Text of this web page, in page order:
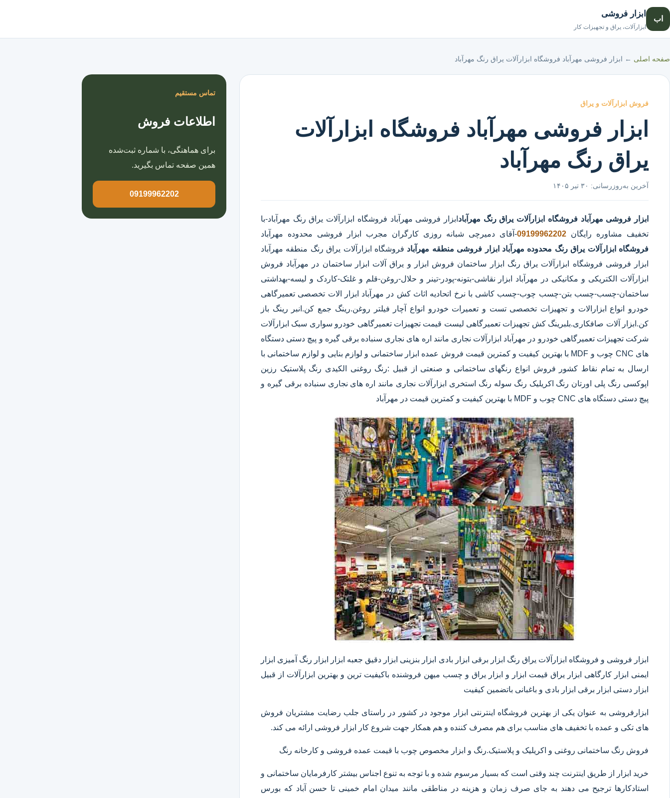
اب
ابزار فروشی
ابزارآلات، یراق و تجهیزات کار
صفحه اصلی ← ابزار فروشی مهرآباد فروشگاه ابزارآلات یراق رنگ مهرآباد
فروش ابزارآلات و یراق
ابزار فروشی مهرآباد فروشگاه ابزارآلات
یراق رنگ مهرآباد
آخرین به‌روزرسانی: ۳۰ تیر ۱۴۰۵
ابزار فروشی مهرآباد فروشگاه ابزارآلات یراق رنگ مهرآباد ابزار فروشی مهرآباد فروشگاه ابزارآلات یراق رنگ مهرآباد-با
تخفیف مشاوره رایگان 09199962202-آقای دمیرچی شبانه روزی کارگران مجرب ابزار فروشی محدوده مهرآباد
فروشگاه ابزارآلات یراق رنگ محدوده مهرآباد ابزار فروشی منطقه مهرآباد فروشگاه ابزارآلات یراق رنگ منطقه مهرآباد
ابزار فروشی فروشگاه ابزارآلات یراق رنگ ابزار ساختمان فروش ابزار و یراق آلات ابزار ساختمان در مهرآباد فروش
ابزارآلات الکتریکی و مکانیکی در مهرآباد ابزار نقاشی-بتونه-پودر-تینر و حلال-روغن-قلم و غلتک-کاردک و لیسه-بهداشتی
ساختمان-چسب-چسب بتن-چسب چوب-چسب کاشی با نرخ اتحادیه اثاث کش در مهرآباد ابزار الات تخصصی تعمیرگاهی
خودرو انواع ابزارالات و تجهیزات تخصصی تست و تعمیرات خودرو انواع آچار فیلتر روغن.رینگ جمع کن.انبر رینگ باز
کن.ابزار آلات صافکاری.بلبرینگ کش تجهیزات تعمیرگاهی لیست قیمت تجهیزات تعمیرگاهی خودرو سواری سبک ابزارآلات
شرکت تجهیزات تعمیرگاهی خودرو در مهرآباد ابزارآلات نجاری مانند اره های نجاری سنباده برقی گیره و پیچ دستی دستگاه
های CNC چوب و MDF با بهترین کیفیت و کمترین قیمت فروش عمده ابزار ساختمانی و لوازم بنایی و لوازم ساختمانی با
ارسال به تمام نقاط کشور فروش انواع رنگهای ساختمانی و صنعتی از قبیل :رنگ روغنی الکیدی رنگ پلاستیک رزین
اپوکسی رنگ پلی اورتان رنگ اکریلیک رنگ سوله رنگ استخری ابزارآلات نجاری مانند اره های نجاری سنباده برقی گیره و
پیچ دستی دستگاه های CNC چوب و MDF با بهترین کیفیت و کمترین قیمت در مهرآباد
ابزار فروشی و فروشگاه ابزارآلات یراق رنگ ابزار برقی ابزار بادی ابزار بنزینی ابزار دقیق​ جعبه ابزار ابزار رنگ آمیزی ابزار
ایمنی ابزار کارگاهی ابزار یراق قیمت ابزار و ابزار یراق و چسب میهن فروشنده باکیفیت ترین و بهترین ابزارآلات از قبیل
ابزار دستی ابزار برقی ابزار بادی و باغبانی باتضمین کیفیت
ابزارفروشی به عنوان یکی از بهترین فروشگاه اینترنتی ابزار موجود در کشور در راستای جلب رضایت مشتریان فروش
های تکی و عمده با تخفیف های مناسب برای هم مصرف کننده و هم همکار جهت شروع کار ابزار فروشی ارائه می کند.
فروش رنگ ساختمانی روغنی و اکریلیک و پلاستیک.رنگ و ابزار مخصوص چوب با قیمت عمده فروشی و کارخانه رنگ
خرید ابزار از طریق اینترنت چند وقتی است که بسیار مرسوم شده و با توجه به تنوع اجناس بیشتر کارفرمایان ساختمانی و
استادکارها ترجیح می دهند به جای صرف زمان و هزینه در مناطقی مانند میدان امام خمینی تا حسن آباد که بورس
تماس مستقیم
اطلاعات فروش
برای هماهنگی، با شماره ثبت‌شده
همین صفحه تماس بگیرید.
09199962202